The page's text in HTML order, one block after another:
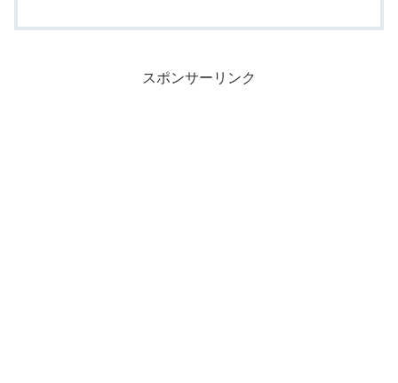
スポンサーリンク